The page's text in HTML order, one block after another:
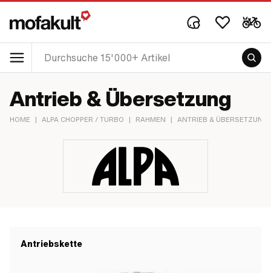
Antrieb & Übersetzung
HOME | ALPA CHOPPER / TURBO | RAHMEN | ANTRIEB & ÜBERSETZUNG
Antriebskette